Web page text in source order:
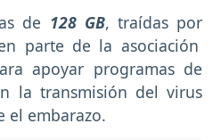
de 128 GB, traídas por
parte de la asociación
apoyar programas de
la transmisión del virus
el embarazo.